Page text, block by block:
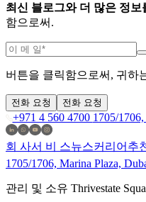
최신 블로그와 더 많은 정보
함으로써.
버튼을 클릭함으로써, 귀하
전화 요청 전화 요청
+971 4 560 4700 1705/
회 사서 비 스뉴스커리어 추
1705/1706, Marina Plaza,
관리 및 소유 Thrivestate